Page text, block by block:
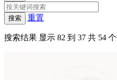
搜索 重置
搜索结果 显示 82 到 37 共 54 个